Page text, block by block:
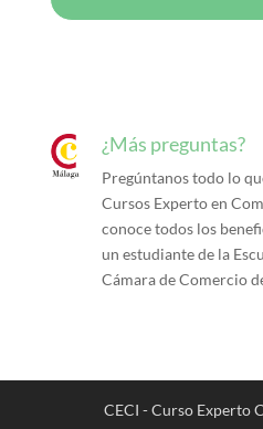
¿Más preguntas?
Pregúntanos todo lo
Cursos Experto en
conoce todos los
un estudiante de la
Cámara de Comercio
CECI - Curso Experto